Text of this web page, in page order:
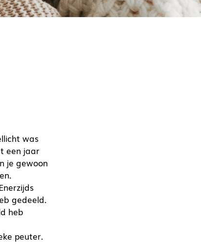
was
een jaar
je gewoon
gedeeld.
heb
peuter.